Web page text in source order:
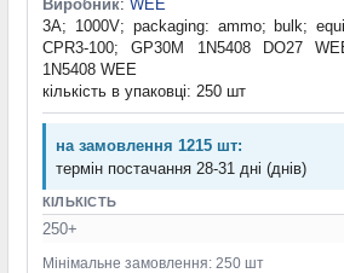
Виробник: WEE
3A; 1000V; packaging: ammo; bulk;
CPR3-100; GP30M 1N5408 DO27
1N5408 WEE
кількість в упаковці: 250 шт
на замовлення 1215 шт:
термін постачання 28-31 дні (днів)
КІЛЬКІСТЬ
250+
Мінімальне замовлення: 250 шт